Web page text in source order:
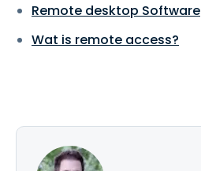
Remote desktop Software
Wat is remote access?